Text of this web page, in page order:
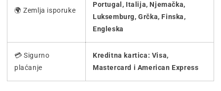
🌍 Zemlja isporuke
Portugal, Italija, Njemačka,
Luksemburg, Grčka, Finska,
Engleska
💳 Sigurno
plaćanje
Kreditna kartica: Visa,
Mastercard i American Express